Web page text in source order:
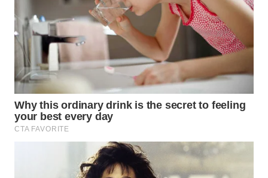
WN
MADURA
WN
SURABAYA
WN
NATUNA